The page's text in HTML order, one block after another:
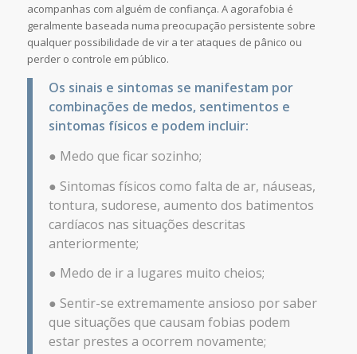
acompanhas com alguém de confiança. A agorafobia é
geralmente baseada numa preocupação persistente sobre
qualquer possibilidade de vir a ter ataques de pânico ou
perder o controle em público.
Os sinais e sintomas se manifestam por
combinações de medos, sentimentos e
sintomas físicos e podem incluir:
● Medo que ficar sozinho;
● Sintomas físicos como falta de ar, náuseas,
tontura, sudorese, aumento dos batimentos
cardíacos nas situações descritas
anteriormente;
● Medo de ir a lugares muito cheios;
● Sentir-se extremamente ansioso por saber
que situações que causam fobias podem
estar prestes a ocorrem novamente;